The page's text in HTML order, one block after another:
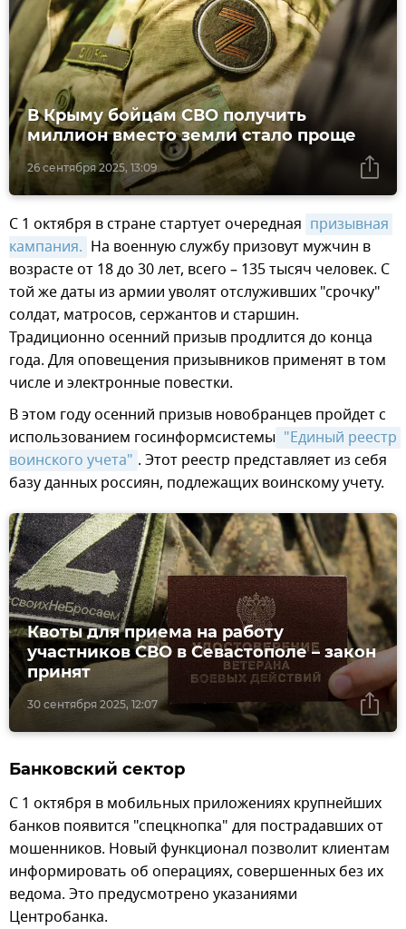
26 сентября 2025, 13:09
В Крыму бойцам СВО получить
миллион вместо земли стало проще
С 1 октября в стране стартует очередная призывная
кампания. На военную службу призовут мужчин в
возрасте от 18 до 30 лет, всего – 135 тысяч человек. С
той же даты из армии уволят отслуживших "срочку"
солдат, матросов, сержантов и старшин.
Традиционно осенний призыв продлится до конца
года. Для оповещения призывников применят в том
числе и электронные повестки.
В этом году осенний призыв новобранцев пройдет с
использованием госинформсистемы "Единый реестр
воинского учета" . Этот реестр представляет из себя
базу данных россиян, подлежащих воинскому учету.
30 сентября 2025, 12:07
Квоты для приема на работу
участников СВО в Севастополе – закон
принят
Банковский сектор
С 1 октября в мобильных приложениях крупнейших
банков появится "спецкнопка" для пострадавших от
мошенников. Новый функционал позволит клиентам
информировать об операциях, совершенных без их
ведома. Это предусмотрено указаниями
Центробанка.